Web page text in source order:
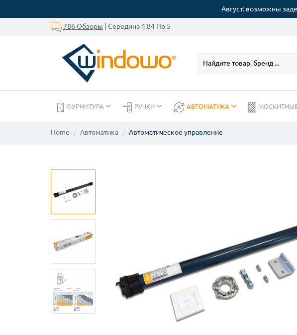
Август: возможны
786 Обзоры | Середина 4,84 По 5
ФУРНИТУРА РУЧКИ АВТОМАТИКА
Home Автоматика Автоматическое управление